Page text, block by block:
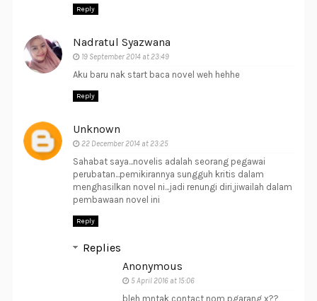
Reply
Nadratul Syazwana
19 September 2014 at 23:49
Aku baru nak start baca novel weh hehhe
Reply
Unknown
22 December 2014 at 23:25
Sahabat saya...novelis adalah seorang pegawai
perubatan...pemikirannya sungguh kritis dalam
menghasilkan novel ni...jadi renungi diri,jiwailah dalam
pembawaan novel ini
Reply
Replies
Anonymous
5 April 2016 at 15:06
bleh mntak contact nom pgarang x??